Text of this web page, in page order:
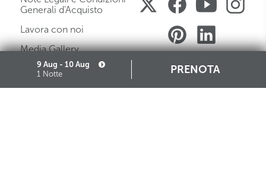
Generali d'Acquisto
Lavora con noi
Media Gallery
Mappa del Sito
Governance
9 Aug - 10 Aug
1 Notte PRENOTA